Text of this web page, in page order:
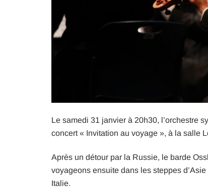
Le samedi 31 janvier à 20h30, l’orchestre
concert « Invitation au voyage », à la salle
Après un détour par la Russie, le barde
voyageons ensuite dans les steppes
Italie.